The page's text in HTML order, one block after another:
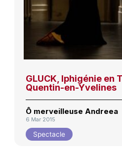
GLUCK, Iphigénie en
Quentin-en-Yvelines
Ô merveilleuse Andreea
6 Mar 2015
Spectacle